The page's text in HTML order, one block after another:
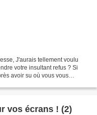
J'aurais tellement voulu
votre insultant refus ? Si
avoir su où vous vous
vos écrans ! (2)